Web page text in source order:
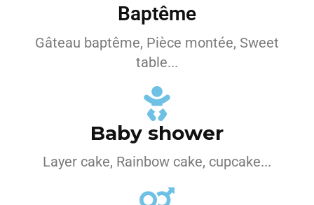
Baptême
Gâteau baptême, Pièce montée, Sweet
table...
Baby shower
Layer cake, Rainbow cake, cupcake...